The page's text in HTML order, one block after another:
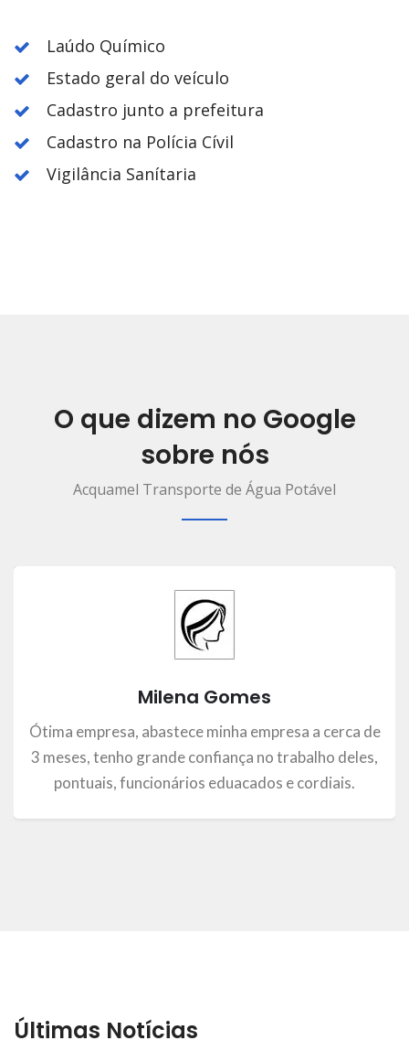
Laúdo Químico
Estado geral do veículo
Cadastro junto a prefeitura
Cadastro na Polícia Cívil
Vigilância Sanítaria
O que dizem no Google
sobre nós
Acquamel Transporte de Água Potável
Milena Gomes
Ótima empresa, abastece minha empresa a cerca de
3 meses, tenho grande confiança no trabalho deles,
pontuais, funcionários eduacados e cordiais.
Últimas Notícias